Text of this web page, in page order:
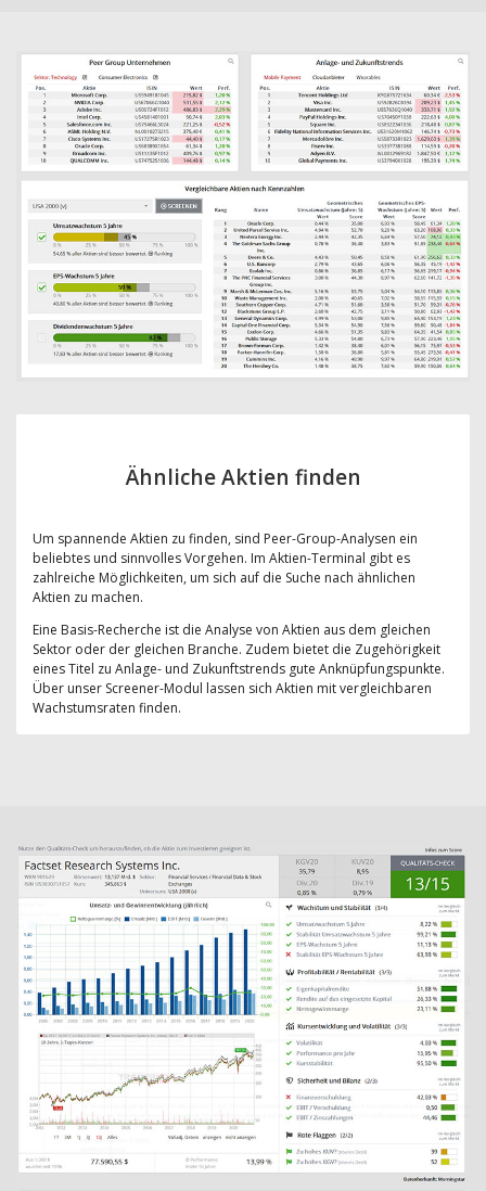
Ähnliche Aktien finden
Um spannende Aktien zu finden, sind Peer-Group-Analysen ein
beliebtes und sinnvolles Vorgehen. Im Aktien-Terminal gibt es
zahlreiche Möglichkeiten, um sich auf die Suche nach ähnlichen
Aktien zu machen.
Eine Basis-Recherche ist die Analyse von Aktien aus dem gleichen
Sektor oder der gleichen Branche. Zudem bietet die Zugehörigkeit
eines Titel zu Anlage- und Zukunftstrends gute Anknüpfungspunkte.
Über unser Screener-Modul lassen sich Aktien mit vergleichbaren
Wachstumsraten finden.